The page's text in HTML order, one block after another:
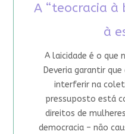
A “teocracia à
à
A laicidade é o que
Deveria garantir
interferir na
pressuposto está
direitos de
democracia – não